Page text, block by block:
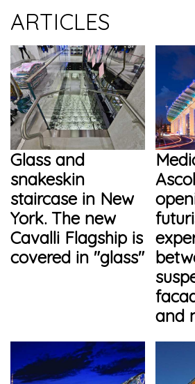
ARTICLES
Glass and
snakeskin
staircase in New
York. The new
Cavalli Flagship is
covered in "glass"
and